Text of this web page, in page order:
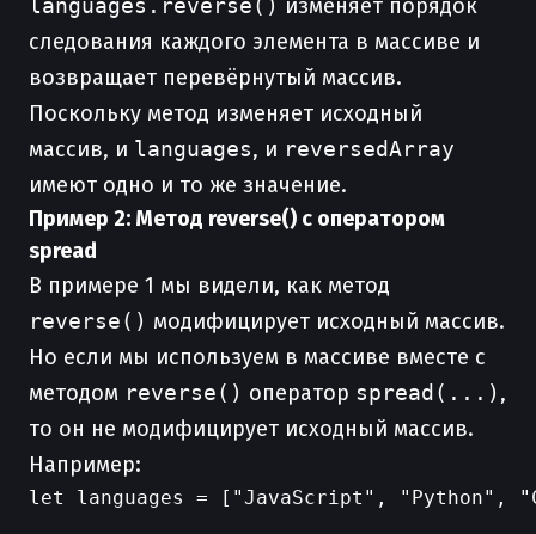
languages.reverse() изменяет порядок
следования каждого элемента в массиве и
возвращает перевёрнутый массив.
Поскольку метод изменяет исходный
массив, и languages, и reversedArray
имеют одно и то же значение.
Пример 2: Метод reverse() с оператором
spread
В примере 1 мы видели, как метод
reverse() модифицирует исходный массив.
Но если мы используем в массиве вместе с
методом reverse() оператор spread(...) ,
то он не модифицирует исходный массив.
Например:
let languages = ["JavaScript", "Python",